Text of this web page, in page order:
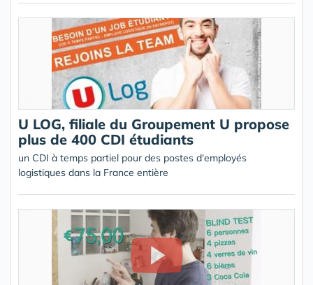
U LOG, filiale du Groupement U propose
plus de 400 CDI étudiants
un CDI à temps partiel pour des postes d'employés
logistiques dans la France entière